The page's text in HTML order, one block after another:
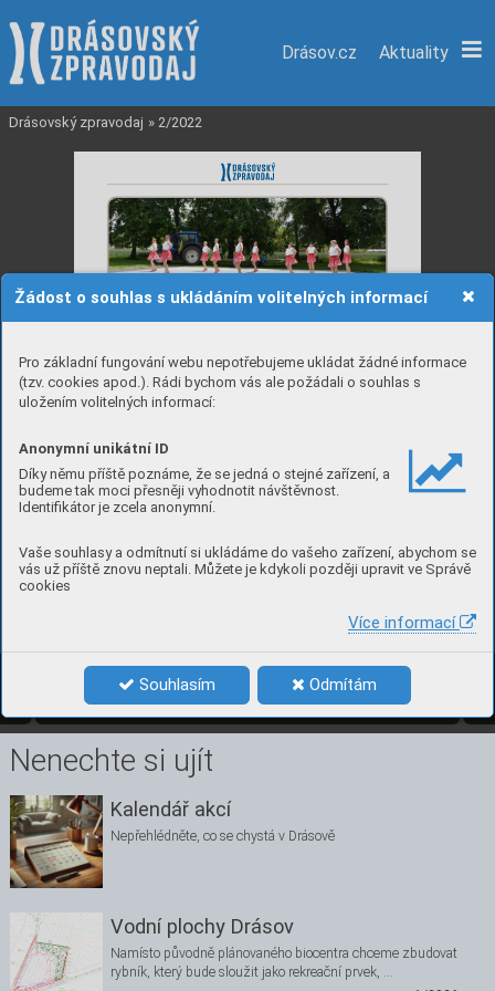
Žádost o souhlas s ukládáním volitelných informací
Pro základní fungování webu nepotřebujeme ukládat žádné informace
(tzv. cookies apod.). Rádi bychom vás ale požádali o souhlas s
uložením volitelných informací:
Anonymní unikátní ID
Díky němu příště poznáme, že se jedná o stejné zařízení, a
budeme tak moci přesněji vyhodnotit návštěvnost.
Identifikátor je zcela anonymní.
Vaše souhlasy a odmítnutí si ukládáme do vašeho zařízení, abychom se
vás už příště znovu neptali. Můžete je kdykoli později upravit ve Správě
cookies
Více informací
Souhlasím Odmítám
Drásov.cz Aktuality
Drásovský zpravodaj » 2/2022
číslo 2, červen 2022
2/2022 4
Nenechte si ujít
Kalendář akcí
Nepřehlédněte, co se chystá v Drásově
Vodní plochy Drásov
Namísto původně plánovaného biocentra chceme zbudovat
rybník, který bude sloužit jako rekreační prvek, …